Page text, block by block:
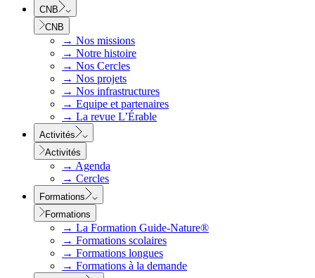
CNB
CNB
→ Nos missions
→ Notre histoire
→ Nos Cercles
→ Nos projets
→ Nos infrastructures
→ Equipe et partenaires
→ La revue L’Érable
Activités
Activités
→ Agenda
→ Cercles
Formations
Formations
→ La Formation Guide-Nature®
→ Formations scolaires
→ Formations longues
→ Formations à la demande